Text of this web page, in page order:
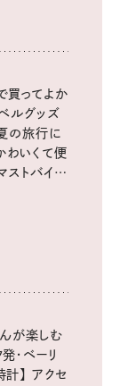
買ってよか
ルグッズ
の旅行に
わいくて便
ストバイア
んが楽しむ
・ベーリ
クセ